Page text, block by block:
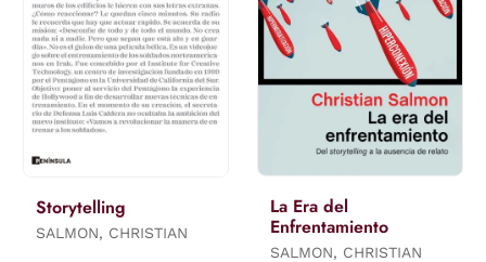
Storytelling
SALMON, CHRISTIAN
La Era del
Enfrentamiento
SALMON, CHRISTIAN